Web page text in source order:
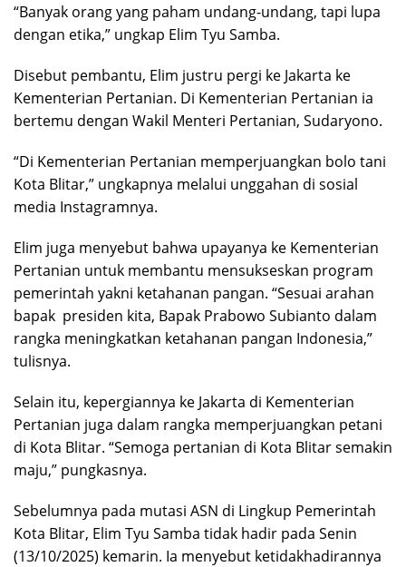
“Banyak orang yang paham undang-undang, tapi lupa
dengan etika,” ungkap Elim Tyu Samba.
Disebut pembantu, Elim justru pergi ke Jakarta ke
Kementerian Pertanian. Di Kementerian Pertanian ia
bertemu dengan Wakil Menteri Pertanian, Sudaryono.
“Di Kementerian Pertanian memperjuangkan bolo tani
Kota Blitar,” ungkapnya melalui unggahan di sosial
media Instagramnya.
Elim juga menyebut bahwa upayanya ke Kementerian
Pertanian untuk membantu mensukseskan program
pemerintah yakni ketahanan pangan. “Sesuai arahan
bapak presiden kita, Bapak Prabowo Subianto dalam
rangka meningkatkan ketahanan pangan Indonesia,”
tulisnya.
Selain itu, kepergiannya ke Jakarta di Kementerian
Pertanian juga dalam rangka memperjuangkan petani
di Kota Blitar. “Semoga pertanian di Kota Blitar semakin
maju,” pungkasnya.
Sebelumnya pada mutasi ASN di Lingkup Pemerintah
Kota Blitar, Elim Tyu Samba tidak hadir pada Senin
(13/10/2025) kemarin. Ia menyebut ketidakhadirannya